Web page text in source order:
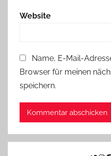
Website
Name, E-Mail-
Browser für meinen
speichern.